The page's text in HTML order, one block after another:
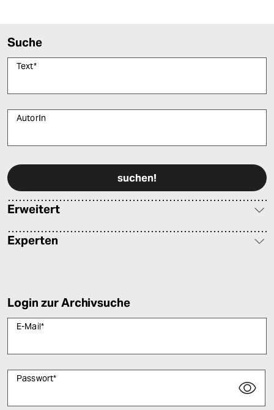
Suche
Text*
AutorIn
Erweitert
Experten
Login zur Archivsuche
E-Mail*
Passwort*